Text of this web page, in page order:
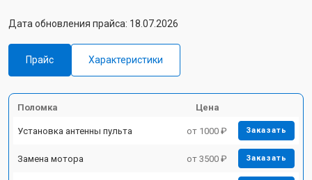
Дата обновления прайса: 18.07.2026
Прайс Характеристики
Поломка Цена
Установка антенны пульта от 1000 ₽ Заказать
Замена мотора от 3500 ₽ Заказать